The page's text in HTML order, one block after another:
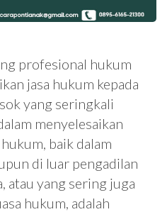
profesional hukum
jasa hukum kepada
yang seringkali
menyelesaikan
baik dalam
di luar pengadilan
atau yang sering juga
hukum, adalah